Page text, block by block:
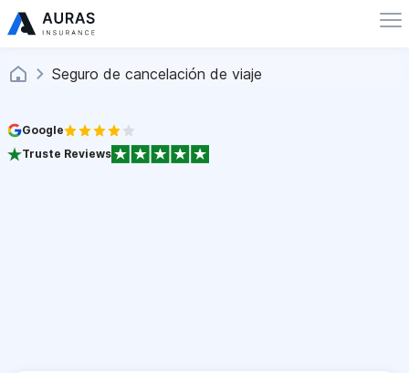
Seguro de cancelación de viaje
Google
Truste Reviews